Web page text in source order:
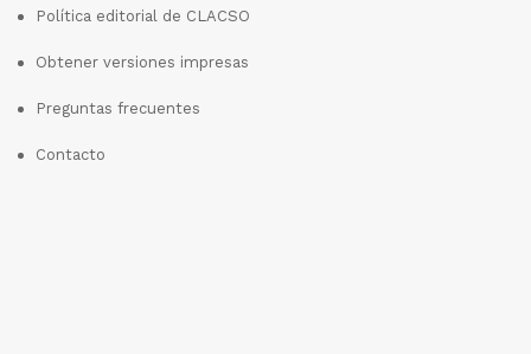
Política editorial de CLACSO
Obtener versiones impresas
Preguntas frecuentes
Contacto